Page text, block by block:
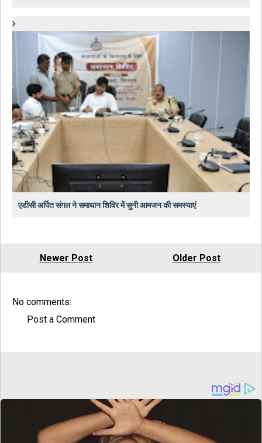
एडीसी अर्पित संगल ने समाधान शिविर में सुनी आमजन की समस्याएं
Newer Post Older Post
No comments:
Post a Comment